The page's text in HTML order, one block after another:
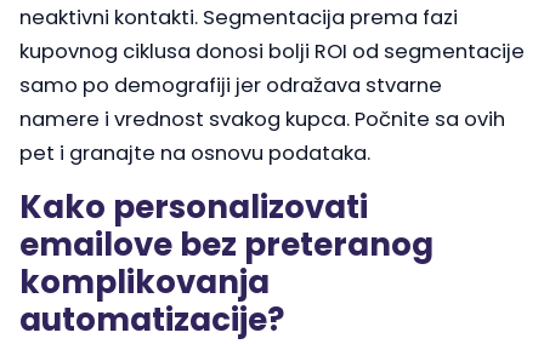
neaktivni kontakti. Segmentacija prema fazi
kupovnog ciklusa donosi bolji ROI od segmentacije
samo po demografiji jer odražava stvarne
namere i vrednost svakog kupca. Počnite sa ovih
pet i granajte na osnovu podataka.
Kako personalizovati
emailove bez preteranog
komplikovanja
automatizacije?